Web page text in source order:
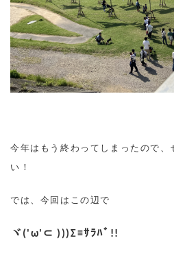
今年はもう終わってしまったので、
い！
では、今回はこの辺で
ヾ ('ω'⊂ )))Σ≡ｻﾗﾊﾞ !!